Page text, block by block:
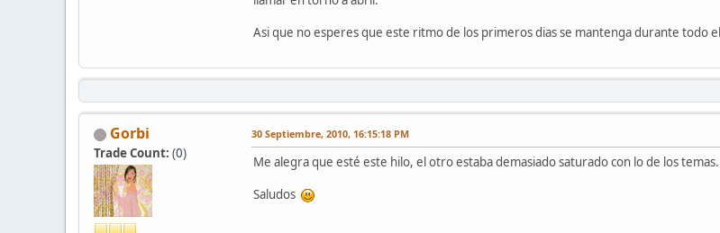
Asi que no esperes que este ritmo de los primeros dias se mantenga durante todo
Gorbi
Trade Count: (0)
30 Septiembre, 2010, 16:15:18 PM
Me alegra que esté este hilo, el otro estaba demasiado saturado con lo de los temas.
Saludos